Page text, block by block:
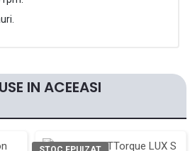
IN ACEEASI